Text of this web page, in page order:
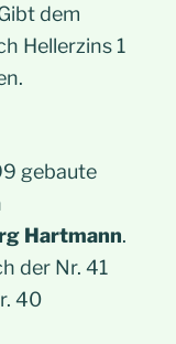
dem
Hellerzins 1
gebaute
Hartmann.
der Nr. 41
40